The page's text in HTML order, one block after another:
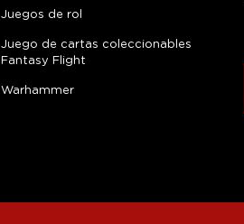
Juegos de rol
Juego de cartas coleccionables
Fantasy Flight
Warhammer